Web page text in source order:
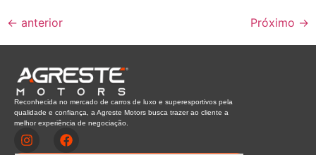
← anterior Próximo →
Reconhecida no mercado de carros de luxo e superesportivos pela
qualidade e confiança, a Agreste Motors busca trazer ao cliente a
melhor experiência de negociação.